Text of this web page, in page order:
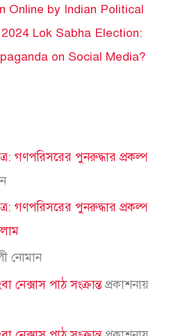
Online by Indian Political
Lok Sabha Election:
on Social Media?
গণপরিসরের পুনরুদ্ধার প্রকল্প
গণপরিসরের পুনরুদ্ধার প্রকল্প
নোমান
নেক্সাস পাঠ সংক্রান্তপ্রকাশনায়